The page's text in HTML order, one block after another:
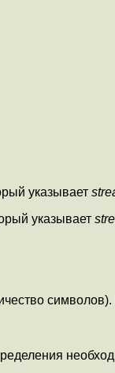
указывает
указывает